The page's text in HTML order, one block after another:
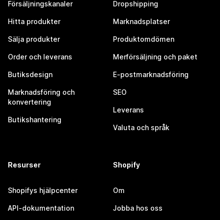
Försäljningskanaler
Hitta produkter
Sälja produkter
Order och leverans
Butiksdesign
Marknadsföring och
konvertering
Butikshantering
Dropshipping
Marknadsplatser
Produktomdömen
Merförsäljning och paket
E-postmarknadsföring
SEO
Leverans
Valuta och språk
Resurser
Shopifys hjälpcenter
API-dokumentation
Shopify
Om
Jobba hos oss